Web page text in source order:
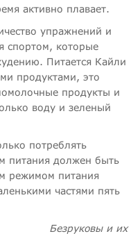
активно плавает.
упражнений и
спортом, которые
Питается Кайли
продуктами, это
продукты и
воду и зеленый
потреблять
питания должен быть
режимом питания
частями пять
Безруковы и их